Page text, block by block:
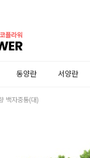
동양란 서양란
백자중통(대)